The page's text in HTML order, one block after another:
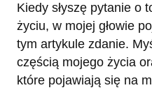
Kiedy słyszę pytanie o
życiu, w mojej głowie
tym artykule zdanie.
częścią mojego życia
które pojawiają się na